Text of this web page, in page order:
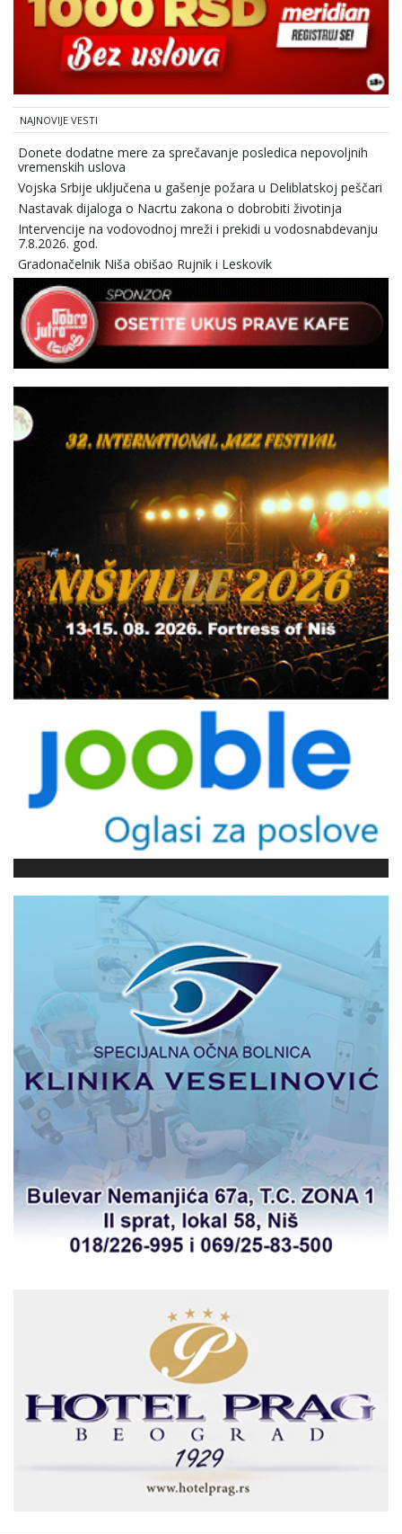
NAJNOVIJE VESTI
Donete dodatne mere za sprečavanje posledica nepovoljnih
vremenskih uslova
Vojska Srbije uključena u gašenje požara u Deliblatskoj peščari
Nastavak dijaloga o Nacrtu zakona o dobrobiti životinja
Intervencije na vodovodnoj mreži i prekidi u vodosnabdevanju
7.8.2026. god.
Gradonačelnik Niša obišao Rujnik i Leskovik